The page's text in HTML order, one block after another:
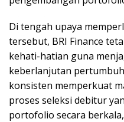
Di tengah upaya
tersebut, BRI Finance
kehati-hatian guna
keberlanjutan
konsisten memperkuat
proses seleksi debitur
portofolio secara